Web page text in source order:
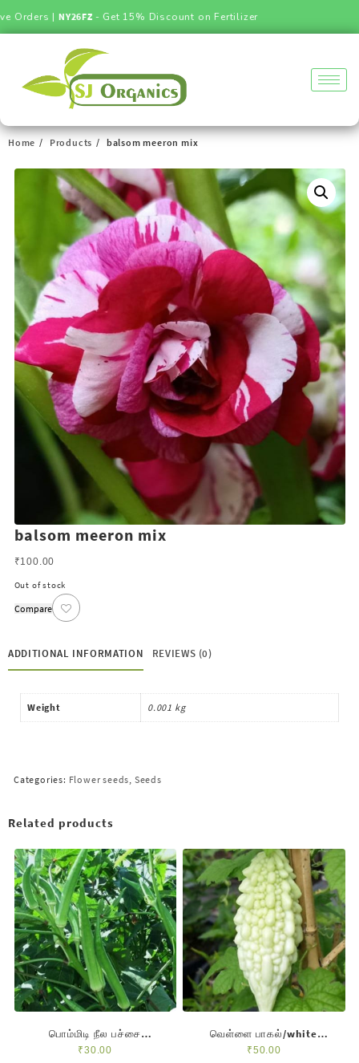
|NY26FZ- Get 15% Discount on Fertilizer
Home Products balsom meeron mix
balsom meeron mix
₹100.00
Out of stock
Compare
ADDITIONAL INFORMATION REVIEWS (0)
Weight 0.001 kg
Categories: Flower seeds Seeds
Related products
பொம்மிடி நீல பச்சை
வெண்டை/long vendai
₹30.00
வெள்ளை பாகல்/white
paagal
₹50.00